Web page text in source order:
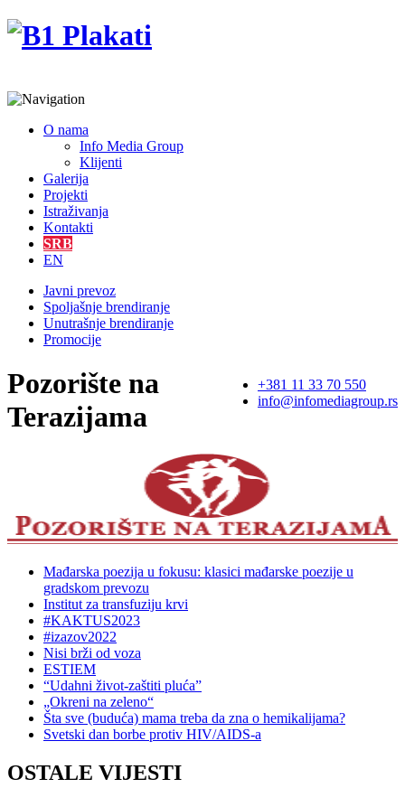
O nama
Info Media Group
Klijenti
Galerija
Projekti
Istraživanja
Kontakti
SRB
EN
Javni prevoz
Spoljašnje brendiranje
Unutrašnje brendiranje
Promocije
+381 11 33 70 550
info@infomediagroup.rs
Pozorište na
Terazijama
Mađarska poezija u fokusu: klasici mađarske poezije u
gradskom prevozu
Institut za transfuziju krvi
#KAKTUS2023
#izazov2022
Nisi brži od voza
ESTIEM
“Udahni život-zaštiti pluća”
„Okreni na zeleno“
Šta sve (buduća) mama treba da zna o hemikalijama?
Svetski dan borbe protiv HIV/AIDS-a
OSTALE VIJESTI